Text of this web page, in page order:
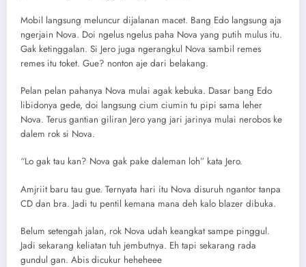
Mobil langsung meluncur dijalanan macet. Bang Edo langsung aja
ngerjain Nova. Doi ngelus ngelus paha Nova yang putih mulus itu.
Gak ketinggalan. Si Jero juga ngerangkul Nova sambil remes
remes itu toket. Gue? nonton aje dari belakang.
Pelan pelan pahanya Nova mulai agak kebuka. Dasar bang Edo
libidonya gede, doi langsung cium ciumin tu pipi sama leher
Nova. Terus gantian giliran Jero yang jari jarinya mulai nerobos ke
dalem rok si Nova.
“Lo gak tau kan? Nova gak pake daleman loh” kata Jero.
Amjriit baru tau gue. Ternyata hari itu Nova disuruh ngantor tanpa
CD dan bra. Jadi tu pentil kemana mana deh kalo blazer dibuka.
Belum setengah jalan, rok Nova udah keangkat sampe pinggul.
Jadi sekarang keliatan tuh jembutnya. Eh tapi sekarang rada
gundul gan. Abis dicukur heheheee